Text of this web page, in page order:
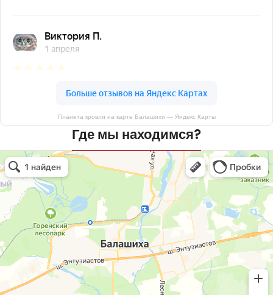
Планета кровли на карте Балашихи — Яндекс Карты
Где мы находимся?
Планета кровли
Кровля и кровельные материалы в Балашихе
Окна в Балашихе